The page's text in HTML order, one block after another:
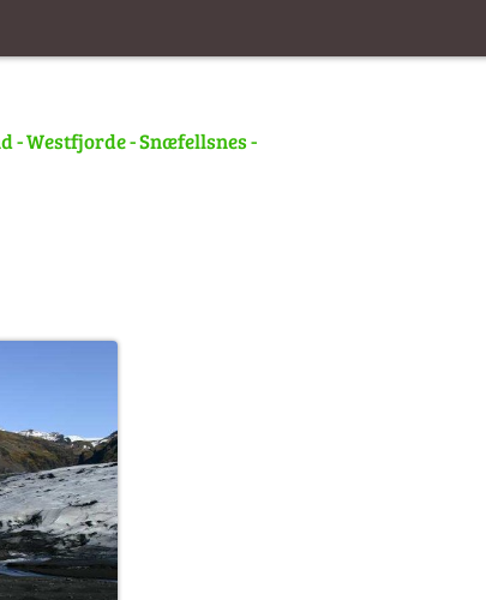
- Westfjorde - Snæfellsnes -